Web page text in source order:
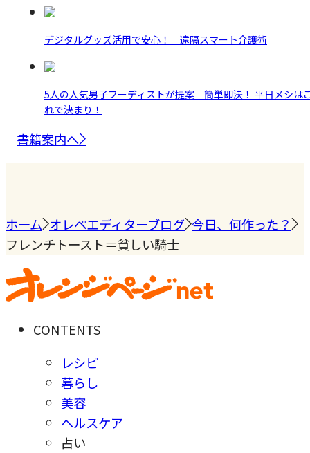
デジタルグッズ活用で安心！ 遠隔スマート介護術
5人の人気男子フーディストが提案 簡単即決！ 平日メシは
れで決まり！
書籍案内へ
ホーム オレペエディターブログ 今日、何作った？
フレンチトースト＝貧しい騎士
CONTENTS
レシピ
暮らし
美容
ヘルスケア
占い